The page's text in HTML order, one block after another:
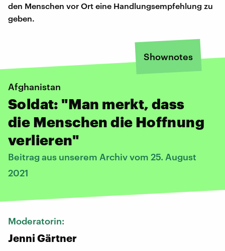
den Menschen vor Ort eine Handlungsempfehlung zu
geben.
Shownotes
Afghanistan
Soldat: "Man merkt, dass
die Menschen die Hoffnung
verlieren"
Beitrag aus unserem Archiv vom 25. August
2021
Moderatorin:
Jenni Gärtner